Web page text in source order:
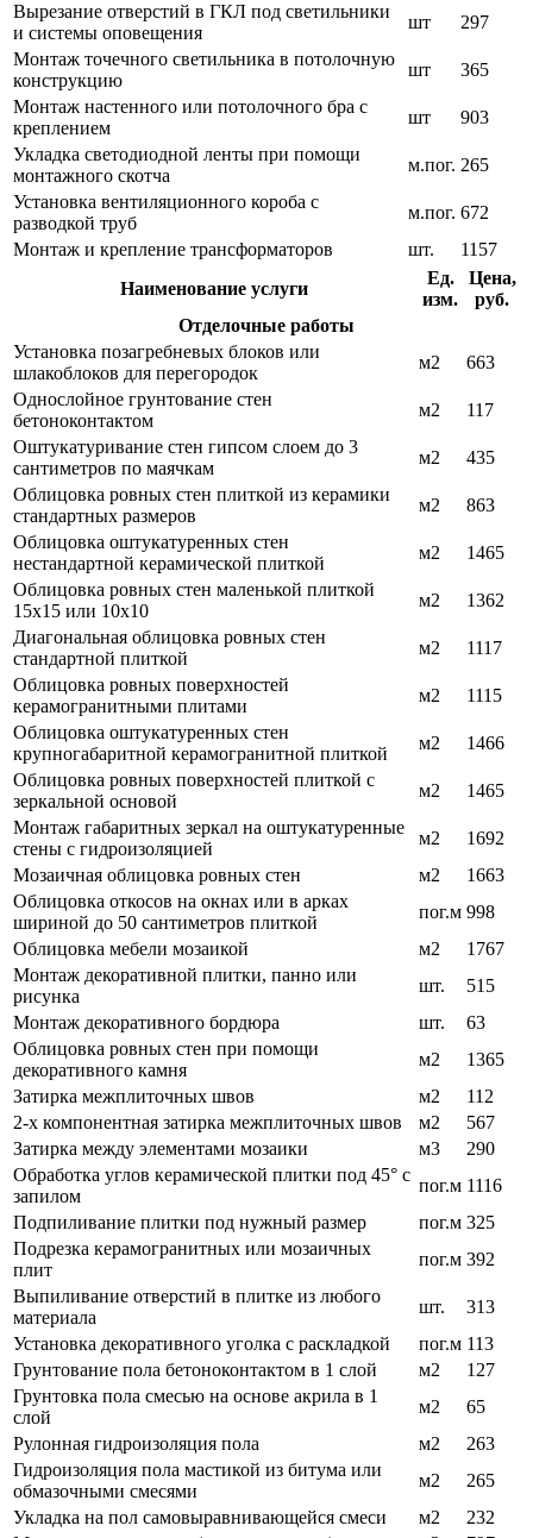
Вырезание отверстий в ГКЛ под светильники
и системы оповещения
шт
297
Монтаж точечного светильника в потолочную
конструкцию
шт
365
Монтаж настенного или потолочного бра с
креплением
шт
903
Укладка светодиодной ленты при помощи
монтажного скотча
м.пог. 265
Установка вентиляционного короба с
разводкой труб
м.пог. 672
Монтаж и крепление трансформаторов
шт.
1157
Наименование услуги
Ед.
изм.
Цена,
руб.
Отделочные работы
Установка позагребневых блоков или
шлакоблоков для перегородок
м2
663
Однослойное грунтование стен
бетоноконтактом
м2
117
Оштукатуривание стен гипсом слоем до 3
сантиметров по маячкам
м2
435
Облицовка ровных стен плиткой из керамики
стандартных размеров
м2
863
Облицовка оштукатуренных стен
нестандартной керамической плиткой
м2
1465
Облицовка ровных стен маленькой плиткой
15х15 или 10х10
м2
1362
Диагональная облицовка ровных стен
стандартной плиткой
м2
1117
Облицовка ровных поверхностей
керамогранитными плитами
м2
1115
Облицовка оштукатуренных стен
крупногабаритной керамогранитной плиткой
м2
1466
Облицовка ровных поверхностей плиткой с
зеркальной основой
м2
1465
Монтаж габаритных зеркал на оштукатуренные
стены с гидроизоляцией
м2
1692
Мозаичная облицовка ровных стен
м2
1663
Облицовка откосов на окнах или в арках
шириной до 50 сантиметров плиткой
пог.м 998
Облицовка мебели мозаикой
м2
1767
Монтаж декоративной плитки, панно или
рисунка
шт.
515
Монтаж декоративного бордюра
шт.
63
Облицовка ровных стен при помощи
декоративного камня
м2
1365
Затирка межплиточных швов
м2
112
2-х компонентная затирка межплиточных швов
м2
567
Затирка между элементами мозаики
м3
290
Обработка углов керамической плитки под 45° с
запилом
пог.м 1116
Подпиливание плитки под нужный размер
пог.м 325
Подрезка керамогранитных или мозаичных
плит
пог.м 392
Выпиливание отверстий в плитке из любого
материала
шт.
313
Установка декоративного уголка с раскладкой
пог.м 113
Грунтование пола бетоноконтактом в 1 слой
м2
127
Грунтовка пола смесью на основе акрила в 1
слой
м2
65
Рулонная гидроизоляция пола
м2
263
Гидроизоляция пола мастикой из битума или
обмазочными смесями
м2
265
Укладка на пол самовыравнивающейся смеси
м2
232